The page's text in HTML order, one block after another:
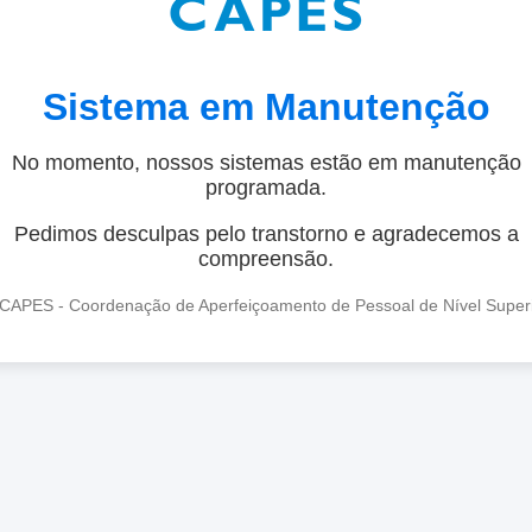
Sistema em Manutenção
No momento, nossos sistemas estão em manutenção
programada.
Pedimos desculpas pelo transtorno e agradecemos a
compreensão.
- Coordenação de Aperfeiçoamento de Pessoal de Nível